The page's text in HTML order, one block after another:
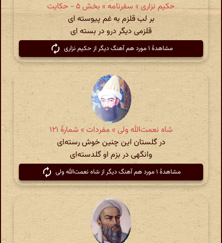
حکیم نزاری » سفرنامه » بخش ۵ - حکایت
بر لب قلزم به غم پیوسته ای
قلزمی دیگر درو در بسته ای
مشاهدهٔ ۱ مورد هم آهنگ دیگر از حکیم نزاری
شاه نعمت‌الله ولی » مفردات » شمارهٔ ۱۲۱
در گلستان این چنین خوش رسته‌ای
وانگهی در بزم او گلدسته‌ای
مشاهدهٔ ۱ مورد هم آهنگ دیگر از شاه نعمت‌الله ولی